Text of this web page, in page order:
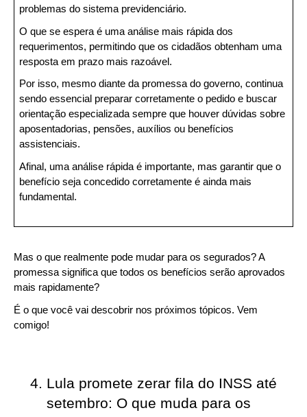
problemas do sistema previdenciário.
O que se espera é uma análise mais rápida dos
requerimentos, permitindo que os cidadãos obtenham uma
resposta em prazo mais razoável.
Por isso, mesmo diante da promessa do governo, continua
sendo essencial preparar corretamente o pedido e buscar
orientação especializada sempre que houver dúvidas sobre
aposentadorias, pensões, auxílios ou benefícios
assistenciais.
Afinal, uma análise rápida é importante, mas garantir que o
benefício seja concedido corretamente é ainda mais
fundamental.
Mas o que realmente pode mudar para os segurados? A
promessa significa que todos os benefícios serão aprovados
mais rapidamente?
É o que você vai descobrir nos próximos tópicos. Vem
comigo!
Lula promete zerar fila do INSS até
setembro: O que muda para os